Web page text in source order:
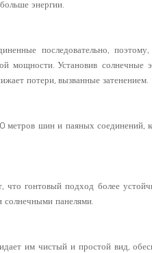
энергии.
последовательно, поэтому,
мощности. Установив
потери, вызванные затенением.
метров шин и паяных соединений,
что гонтовый подход более
панелями.
им чистый и простой вид,